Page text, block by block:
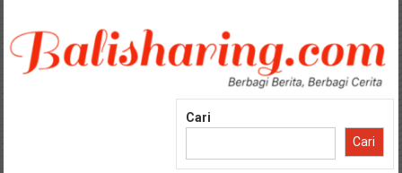
konten
Cari
Cari